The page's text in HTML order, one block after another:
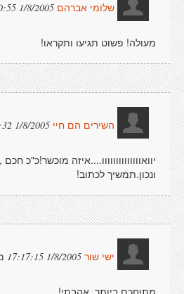
שלומי אברהם 1/8/2005 13:20:55
מעולה! פשוט תגיעו ותקראו!
השירים הם חיי 1/8/2005 15:13:32
יוואוווווווווווווו....איזה מוכשר!כ"כ
ונכון.תמשיך לכתוב!
ישי שור 1/8/2005 17:17:15
מתוחכם ביותר. אהבתי!